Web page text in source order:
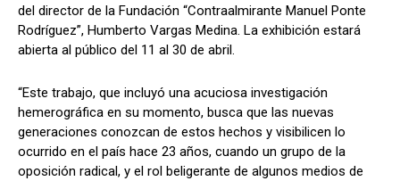
del director de la Fundación “Contraalmirante Manuel Ponte
Rodríguez”, Humberto Vargas Medina. La exhibición estará
abierta al público del 11 al 30 de abril.
“Este trabajo, que incluyó una acuciosa investigación
hemerográfica en su momento, busca que las nuevas
generaciones conozcan de estos hechos y visibilicen lo
ocurrido en el país hace 23 años, cuando un grupo de la
oposición radical, y el rol beligerante de algunos medios de